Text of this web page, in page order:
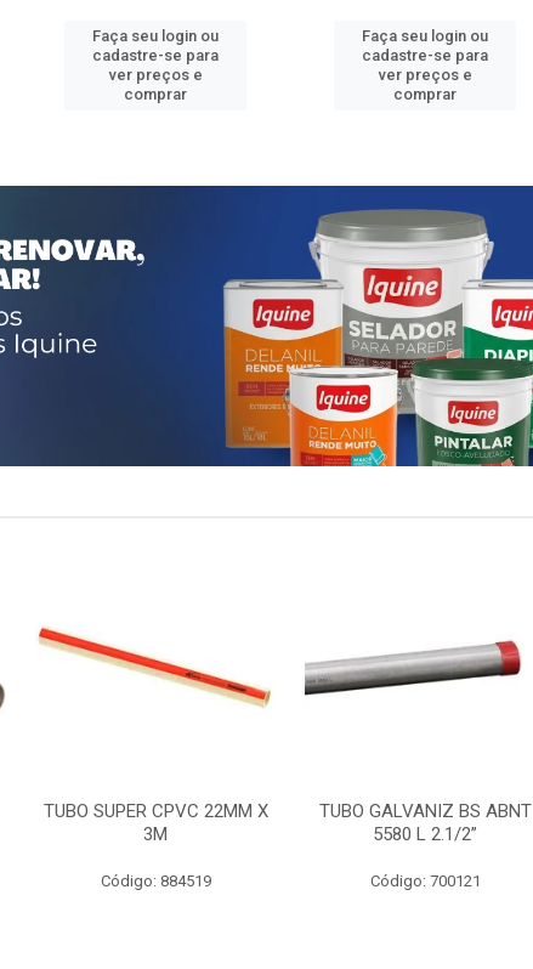
Faça seu login ou
cadastre-se para
ver preços e
comprar
Faça seu login ou
cadastre-se para
ver preços e
comprar
TUBO SUPER CPVC 22MM X
3M
Código: 884519
TUBO GALVANIZ BS ABNT
5580 L 2.1/2”
Código: 700121